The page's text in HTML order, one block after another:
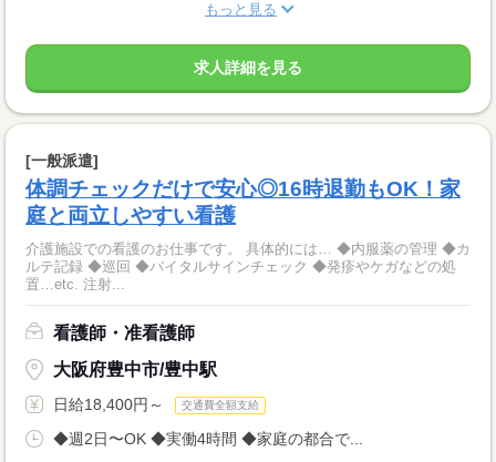
もっと見る
求人詳細を見る
[一般派遣]
体調チェックだけで安心◎16時退勤もOK！家
庭と両立しやすい看護
介護施設での看護のお仕事です。 具体的には… ◆内服薬の管理 ◆カ
ルテ記録 ◆巡回 ◆バイタルサインチェック ◆発疹やケガなどの処
置…etc. 注射...
看護師・准看護師
大阪府豊中市/豊中駅
日給18,400円～ 交通費全額支給
◆週2日〜OK ◆実働4時間 ◆家庭の都合で...